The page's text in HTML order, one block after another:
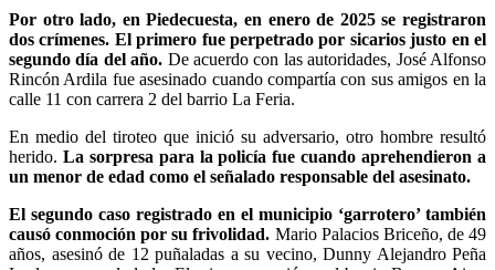
Por otro lado, en Piedecuesta, en enero de 2025 se registraron
dos crímenes. El primero fue perpetrado por sicarios justo en el
segundo día del año. De acuerdo con las autoridades, José Alfonso
Rincón Ardila fue asesinado cuando compartía con sus amigos en la
calle 11 con carrera 2 del barrio La Feria.
En medio del tiroteo que inició su adversario, otro hombre resultó
herido. La sorpresa para la policía fue cuando aprehendieron a
un menor de edad como el señalado responsable del asesinato.
El segundo caso registrado en el municipio ‘garrotero’ también
causó conmoción por su frivolidad. Mario Palacios Briceño, de 49
años, asesinó de 12 puñaladas a su vecino, Dunny Alejandro Peña